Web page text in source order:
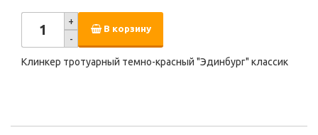
+
-
В корзину
Клинкер тротуарный темно-красный "Эдинбург" классик